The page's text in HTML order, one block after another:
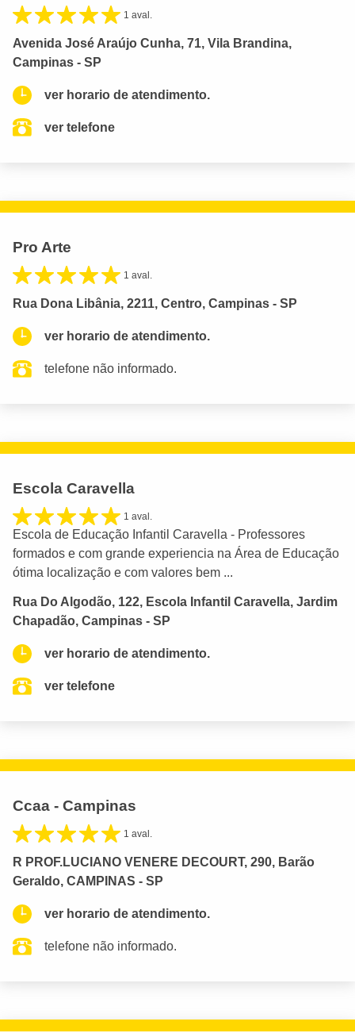
1 aval.
Avenida José Araújo Cunha, 71, Vila Brandina,
Campinas - SP
ver horario de atendimento.
ver telefone
Pro Arte
1 aval.
Rua Dona Libânia, 2211, Centro, Campinas - SP
ver horario de atendimento.
telefone não informado.
Escola Caravella
1 aval.
Escola de Educação Infantil Caravella - Professores
formados e com grande experiencia na Área de Educação
ótima localização e com valores bem ...
Rua Do Algodão, 122, Escola Infantil Caravella, Jardim
Chapadão, Campinas - SP
ver horario de atendimento.
ver telefone
Ccaa - Campinas
1 aval.
R PROF.LUCIANO VENERE DECOURT, 290, Barão
Geraldo, CAMPINAS - SP
ver horario de atendimento.
telefone não informado.